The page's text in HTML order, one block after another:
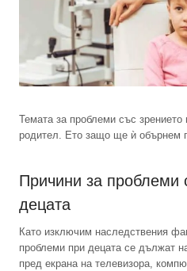
Темата за проблеми със
родител. Ето защо ще ѝ обърнем
Причини за проблеми
децата
Като изключим наследствения
проблеми при децата се дължат
пред екрана на телевизора,